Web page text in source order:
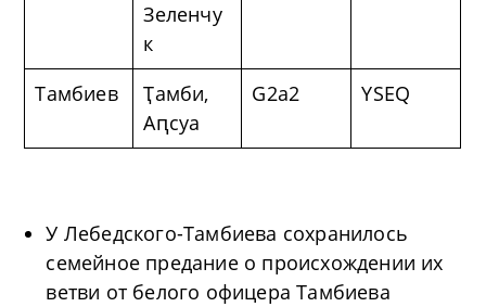
Зеленчу
к
Тамбиев
Ҭамби,
Аԥсуа
G2a2 YSEQ
У Лебедского-Тамбиева сохранилось
семейное предание о происхождении их
ветви от белого офицера Тамбиева